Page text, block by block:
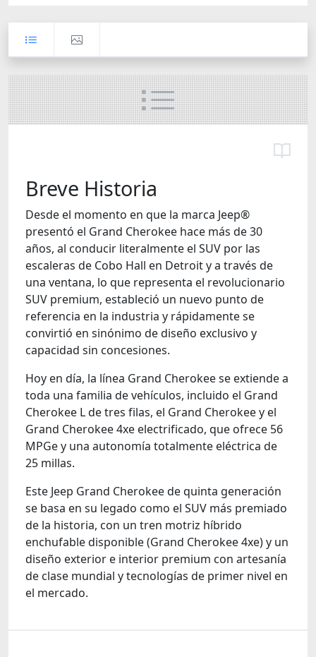
Breve Historia
Desde el momento en que la marca Jeep®
presentó el Grand Cherokee hace más de 30
años, al conducir literalmente el SUV por las
escaleras de Cobo Hall en Detroit y a través de
una ventana, lo que representa el revolucionario
SUV premium, estableció un nuevo punto de
referencia en la industria y rápidamente se
convirtió en sinónimo de diseño exclusivo y
capacidad sin concesiones.
Hoy en día, la línea Grand Cherokee se extiende a
toda una familia de vehículos, incluido el Grand
Cherokee L de tres filas, el Grand Cherokee y el
Grand Cherokee 4xe electrificado, que ofrece 56
MPGe y una autonomía totalmente eléctrica de
25 millas.
Este Jeep Grand Cherokee de quinta generación
se basa en su legado como el SUV más premiado
de la historia, con un tren motriz híbrido
enchufable disponible (Grand Cherokee 4xe) y un
diseño exterior e interior premium con artesanía
de clase mundial y tecnologías de primer nivel en
el mercado.